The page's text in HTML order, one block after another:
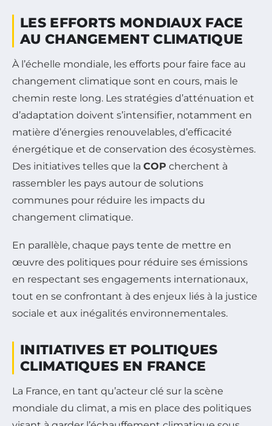
LES EFFORTS MONDIAUX FACE
AU CHANGEMENT CLIMATIQUE
À l’échelle mondiale, les efforts pour faire face au
changement climatique sont en cours, mais le
chemin reste long. Les stratégies d’atténuation et
d’adaptation doivent s’intensifier, notamment en
matière d’énergies renouvelables, d’efficacité
énergétique et de conservation des écosystèmes.
Des initiatives telles que la COP cherchent à
rassembler les pays autour de solutions
communes pour réduire les impacts du
changement climatique.
En parallèle, chaque pays tente de mettre en
œuvre des politiques pour réduire ses émissions
en respectant ses engagements internationaux,
tout en se confrontant à des enjeux liés à la justice
sociale et aux inégalités environnementales.
INITIATIVES ET POLITIQUES
CLIMATIQUES EN FRANCE
La France, en tant qu’acteur clé sur la scène
mondiale du climat, a mis en place des politiques